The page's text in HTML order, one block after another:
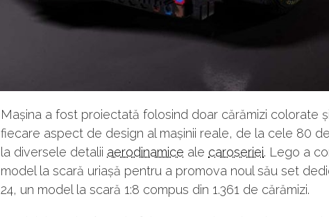
Mașina a fost proiectată folosind doar cărămizi colorate
fiecare aspect de design al mașinii reale, de la cele 80
la diversele detalii aerodinamice ale caroseriei. Lego a
model la scară uriașă pentru a promova noul său set
24, un model la scară 1:8 compus din 1.361 de cărămizi.